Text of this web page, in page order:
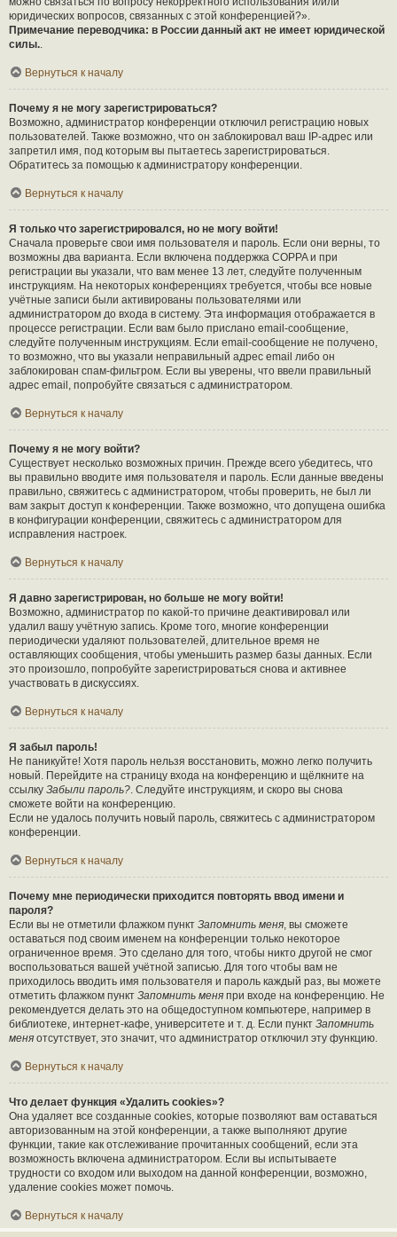
юридических вопросов, связанных с этой конференцией?».
Примечание переводчика: в России данный акт не имеет юридической
силы..
Вернуться к началу
Почему я не могу зарегистрироваться?
Возможно, администратор конференции отключил регистрацию новых
пользователей. Также возможно, что он заблокировал ваш IP-адрес или
запретил имя, под которым вы пытаетесь зарегистрироваться.
Обратитесь за помощью к администратору конференции.
Вернуться к началу
Я только что зарегистрировался, но не могу войти!
Сначала проверьте свои имя пользователя и пароль. Если они верны, то
возможны два варианта. Если включена поддержка COPPA и при
регистрации вы указали, что вам менее 13 лет, следуйте полученным
инструкциям. На некоторых конференциях требуется, чтобы все новые
учётные записи были активированы пользователями или
администратором до входа в систему. Эта информация отображается в
процессе регистрации. Если вам было прислано email-сообщение,
следуйте полученным инструкциям. Если email-сообщение не получено,
то возможно, что вы указали неправильный адрес email либо он
заблокирован спам-фильтром. Если вы уверены, что ввели правильный
адрес email, попробуйте связаться с администратором.
Вернуться к началу
Почему я не могу войти?
Существует несколько возможных причин. Прежде всего убедитесь, что
вы правильно вводите имя пользователя и пароль. Если данные введены
правильно, свяжитесь с администратором, чтобы проверить, не был ли
вам закрыт доступ к конференции. Также возможно, что допущена ошибка
в конфигурации конференции, свяжитесь с администратором для
исправления настроек.
Вернуться к началу
Я давно зарегистрирован, но больше не могу войти!
Возможно, администратор по какой-то причине деактивировал или
удалил вашу учётную запись. Кроме того, многие конференции
периодически удаляют пользователей, длительное время не
оставляющих сообщения, чтобы уменьшить размер базы данных. Если
это произошло, попробуйте зарегистрироваться снова и активнее
участвовать в дискуссиях.
Вернуться к началу
Я забыл пароль!
Не паникуйте! Хотя пароль нельзя восстановить, можно легко получить
новый. Перейдите на страницу входа на конференцию и щёлкните на
ссылку Забыли пароль?. Следуйте инструкциям, и скоро вы снова
сможете войти на конференцию.
Если не удалось получить новый пароль, свяжитесь с администратором
конференции.
Вернуться к началу
Почему мне периодически приходится повторять ввод имени и
пароля?
Если вы не отметили флажком пункт Запомнить меня, вы сможете
оставаться под своим именем на конференции только некоторое
ограниченное время. Это сделано для того, чтобы никто другой не смог
воспользоваться вашей учётной записью. Для того чтобы вам не
приходилось вводить имя пользователя и пароль каждый раз, вы можете
отметить флажком пункт Запомнить меня при входе на конференцию. Не
рекомендуется делать это на общедоступном компьютере, например в
библиотеке, интернет-кафе, университете и т. д. Если пункт Запомнить
меня отсутствует, это значит, что администратор отключил эту функцию.
Вернуться к началу
Что делает функция «Удалить cookies»?
Она удаляет все созданные cookies, которые позволяют вам оставаться
авторизованным на этой конференции, а также выполняют другие
функции, такие как отслеживание прочитанных сообщений, если эта
возможность включена администратором. Если вы испытываете
трудности со входом или выходом на данной конференции, возможно,
удаление cookies может помочь.
Вернуться к началу